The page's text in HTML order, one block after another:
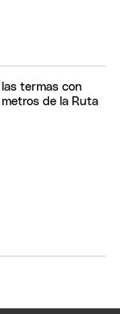
termas con
de la Ruta